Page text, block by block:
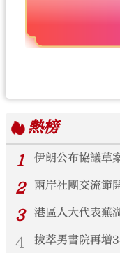
熱榜
1
伊朗公布協議草
2 兩岸社團交流節
3 港區人大代表蕪
4 拔萃男書院再增